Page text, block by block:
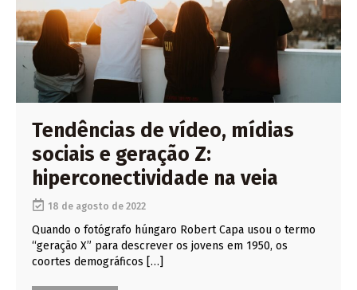
Tendências de vídeo, mídias
sociais e geração Z:
hiperconectividade na veia
18 de agosto de 2022
Quando o fotógrafo húngaro Robert Capa usou o termo
“geração X” para descrever os jovens em 1950, os
coortes demográficos […]